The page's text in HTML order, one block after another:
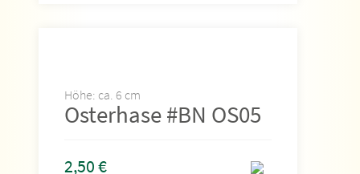
Höhe: ca. 6 cm
Osterhase #BN OS05
2,50€